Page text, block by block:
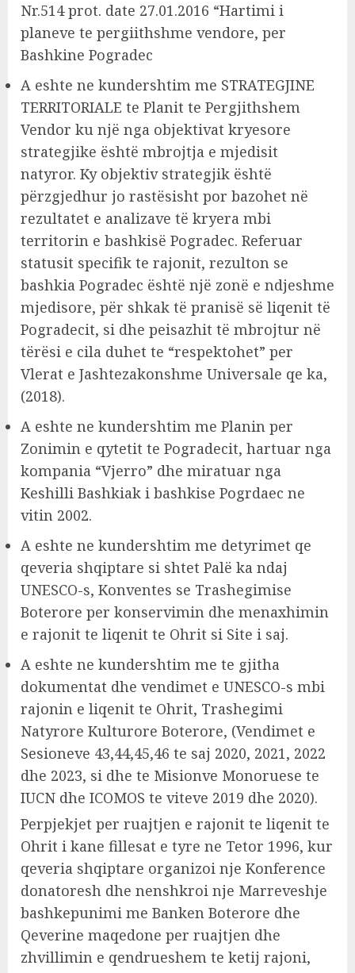
Nr.514 prot. date 27.01.2016 “Hartimi i
planeve te pergiithshme vendore, per
Bashkine Pogradec
A eshte ne kundershtim me STRATEGJINE
TERRITORIALE te Planit te Pergjithshem
Vendor ku një nga objektivat kryesore
strategjike është mbrojtja e mjedisit
natyror. Ky objektiv strategjik është
përzgjedhur jo rastësisht por bazohet në
rezultatet e analizave të kryera mbi
territorin e bashkisë Pogradec. Referuar
statusit specifik te rajonit, rezulton se
bashkia Pogradec është një zonë e ndjeshme
mjedisore, për shkak të pranisë së liqenit të
Pogradecit, si dhe peisazhit të mbrojtur në
tërësi e cila duhet te “respektohet” per
Vlerat e Jashtezakonshme Universale qe ka,
(2018).
A eshte ne kundershtim me Planin per
Zonimin e qytetit te Pogradecit, hartuar nga
kompania “Vjerro” dhe miratuar nga
Keshilli Bashkiak i bashkise Pogrdaec ne
vitin 2002.
A eshte ne kundershtim me detyrimet qe
qeveria shqiptare si shtet Palë ka ndaj
UNESCO-s, Konventes se Trashegimise
Boterore per konservimin dhe menaxhimin
e rajonit te liqenit te Ohrit si Site i saj.
A eshte ne kundershtim me te gjitha
dokumentat dhe vendimet e UNESCO-s mbi
rajonin e liqenit te Ohrit, Trashegimi
Natyrore Kulturore Boterore, (Vendimet e
Sesioneve 43,44,45,46 te saj 2020, 2021, 2022
dhe 2023, si dhe te Misionve Monoruese te
IUCN dhe ICOMOS te viteve 2019 dhe 2020).
Perpjekjet per ruajtjen e rajonit te liqenit te
Ohrit i kane fillesat e tyre ne Tetor 1996, kur
qeveria shqiptare organizoi nje Konference
donatoresh dhe nenshkroi nje Marreveshje
bashkepunimi me Banken Boterore dhe
Qeverine maqedone per ruajtjen dhe
zhvillimin e qendrueshem te ketij rajoni,